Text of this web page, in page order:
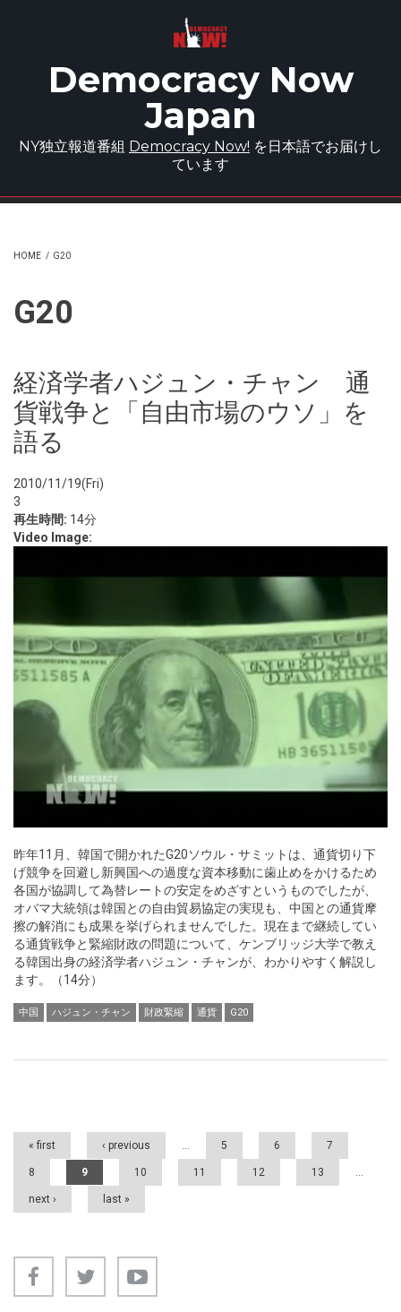
Democracy Now
Japan
NY独立報道番組 Democracy Now! を日本語でお届けし
ています
HOME / G20
G20
経済学者ハジュン・チャン 通
貨戦争と「自由市場のウソ」を
語る
2010/11/19(Fri)
3
再生時間: 14分
Video Image:
昨年11月、韓国で開かれたG20ソウル・サミットは、通貨切り下
げ競争を回避し新興国への過度な資本移動に歯止めをかけるため
各国が協調して為替レートの安定をめざすというものでしたが、
オバマ大統領は韓国との自由貿易協定の実現も、中国との通貨摩
擦の解消にも成果を挙げられませんでした。現在まで継続してい
る通貨戦争と緊縮財政の問題について、ケンブリッジ大学で教え
る韓国出身の経済学者ハジュン・チャンが、わかりやすく解説し
ます。（14分）
中国 ハジュン・チャン 財政緊縮 通貨 G20
Pages
« first ‹ previous 5 6 7
8 9 10 11 12 13
next › last »